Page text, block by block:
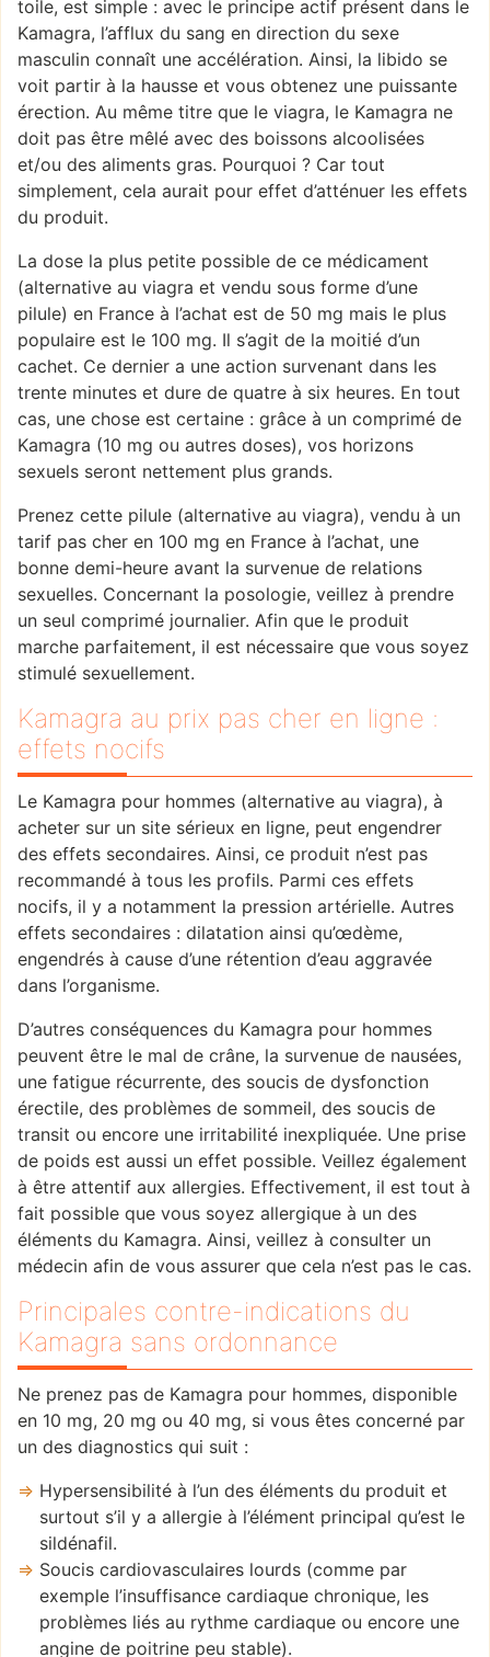
toile, est simple : avec le principe actif présent dans le
Kamagra, l’afflux du sang en direction du sexe
masculin connaît une accélération. Ainsi, la libido se
voit partir à la hausse et vous obtenez une puissante
érection. Au même titre que le viagra, le Kamagra ne
doit pas être mêlé avec des boissons alcoolisées
et/ou des aliments gras. Pourquoi ? Car tout
simplement, cela aurait pour effet d’atténuer les effets
du produit.
La dose la plus petite possible de ce médicament
(alternative au viagra et vendu sous forme d’une
pilule) en France à l’achat est de 50 mg mais le plus
populaire est le 100 mg. Il s’agit de la moitié d’un
cachet. Ce dernier a une action survenant dans les
trente minutes et dure de quatre à six heures. En tout
cas, une chose est certaine : grâce à un comprimé de
Kamagra (10 mg ou autres doses), vos horizons
sexuels seront nettement plus grands.
Prenez cette pilule (alternative au viagra), vendu à un
tarif pas cher en 100 mg en France à l’achat, une
bonne demi-heure avant la survenue de relations
sexuelles. Concernant la posologie, veillez à prendre
un seul comprimé journalier. Afin que le produit
marche parfaitement, il est nécessaire que vous soyez
stimulé sexuellement.
Kamagra au prix pas cher en ligne :
effets nocifs
Le Kamagra pour hommes (alternative au viagra), à
acheter sur un site sérieux en ligne, peut engendrer
des effets secondaires. Ainsi, ce produit n’est pas
recommandé à tous les profils. Parmi ces effets
nocifs, il y a notamment la pression artérielle. Autres
effets secondaires : dilatation ainsi qu’œdème,
engendrés à cause d’une rétention d’eau aggravée
dans l’organisme.
D’autres conséquences du Kamagra pour hommes
peuvent être le mal de crâne, la survenue de nausées,
une fatigue récurrente, des soucis de dysfonction
érectile, des problèmes de sommeil, des soucis de
transit ou encore une irritabilité inexpliquée. Une prise
de poids est aussi un effet possible. Veillez également
à être attentif aux allergies. Effectivement, il est tout à
fait possible que vous soyez allergique à un des
éléments du Kamagra. Ainsi, veillez à consulter un
médecin afin de vous assurer que cela n’est pas le cas.
Principales contre-indications du
Kamagra sans ordonnance
Ne prenez pas de Kamagra pour hommes, disponible
en 10 mg, 20 mg ou 40 mg, si vous êtes concerné par
un des diagnostics qui suit :
Hypersensibilité à l’un des éléments du produit et
surtout s’il y a allergie à l’élément principal qu’est le
sildénafil.
Soucis cardiovasculaires lourds (comme par
exemple l’insuffisance cardiaque chronique, les
problèmes liés au rythme cardiaque ou encore une
angine de poitrine peu stable).